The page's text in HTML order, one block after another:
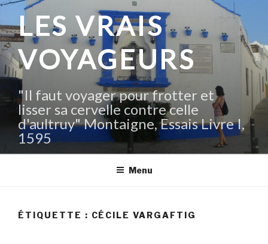
Aller
contenu
principal
LES VRAIS
VOYAGEURS
"Il faut voyager pour frotter et
lisser sa cervelle contre celle
d'aultruy" Montaigne, Essais Livre I,
1595
Menu
ÉTIQUETTE : CÉCILE VARGAFTIG